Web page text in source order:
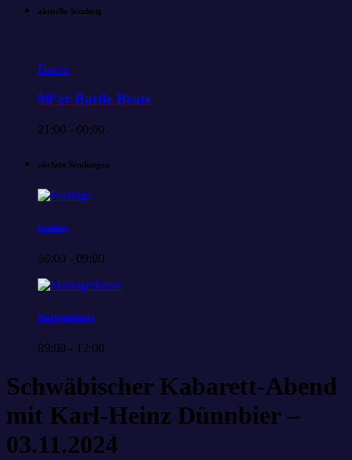
aktuelle Sendung
Dance
90’er Battle Beats
21:00 - 00:00
nächste Sendungen
Feelings
00:00 - 09:00
Marktgeflüster
09:00 - 12:00
Schwäbischer Kabarett-Abend
mit Karl-Heinz Dünnbier –
03.11.2024